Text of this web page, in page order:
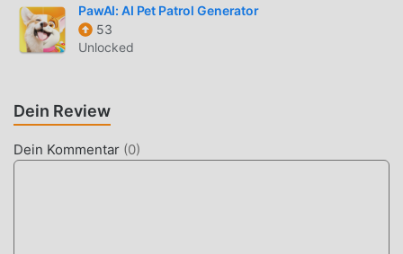
der App kostenlos freischalten können. moddroid
verspricht, dass alle 90s蒸汽波特效相机App -Mods den
Benutzern keine Gebühren berechnen und 100 % sicher,
波特效相机App 1.0.12 mit einem Klick herunterladen und
installieren. Worauf warten Sie noch, laden Sie moddroid
jetzt herunter!
PawAI: AI Pet Patrol Generator
53
Unlocked
Dein Review
Dein Kommentar (0)